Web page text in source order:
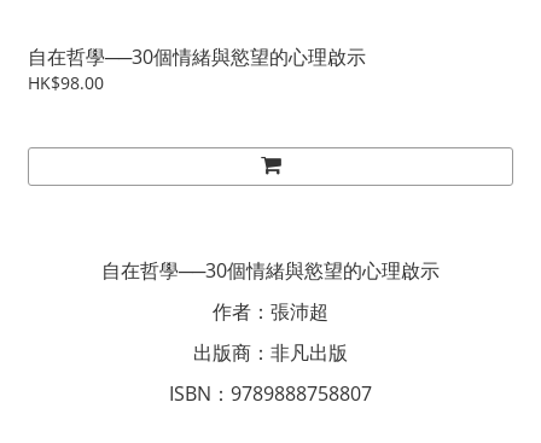
自在哲學──30個情緒與慾望的心理啟示
HK$98.00
自在哲學──30個情緒與慾望的心理啟示
作者：張沛超
出版商：非凡出版
ISBN：9789888758807